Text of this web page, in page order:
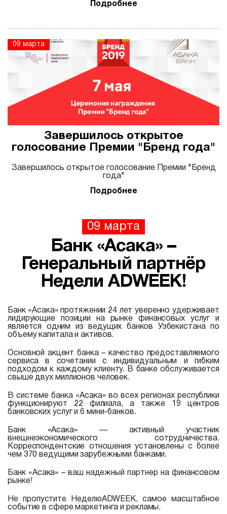
Подробнее
09 марта
Завершилось открытое
голосование Премии "Бренд года"
Завершилось открытое голосование Премии "Бренд
года"
Подробнее
09 марта
Банк «Асака» –
Генеральный партнёр
Недели ADWEEK!
Банк «Асака» протяжении 24 лет уверенно удерживает
лидирующие позиции на рынке финансовых услуг и
является одним из ведущих банков Узбекистана по
объему капитала и активов.
Основной акцент банка – качество предоставляемого
сервиса в сочетании с индивидуальным и гибким
подходом к каждому клиенту. В банке обслуживается
свыше двух миллионов человек.
В системе банка «Асака» во всех регионах республики
функционируют 22 филиала, а также 19 центров
банковских услуг и 6 мини-банков.
Банк «Асака» — активный участник
внешнеэкономического сотрудничества.
Корреспондентские отношения установлены с более
чем 370 ведущими зарубежными банками.
Банк «Асака» – ваш надежный партнер на финансовом
рынке!
Не пропустите НеделюADWEEK, самое масштабное
событие в сфере маркетинга и рекламы. ⠀